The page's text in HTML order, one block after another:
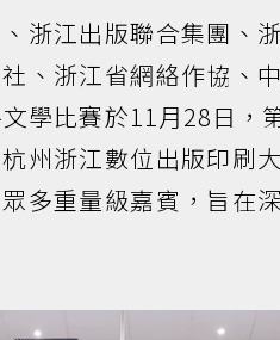
浙江出版聯合集團、
、浙江省網絡作協、
學比賽於11月28日，
州浙江數位出版印刷
多重量級嘉賓，旨在